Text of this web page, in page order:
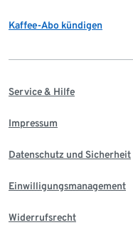
Kaffee-Abo kündigen
Service & Hilfe
Impressum
Datenschutz und Sicherheit
Einwilligungsmanagement
Widerrufsrecht